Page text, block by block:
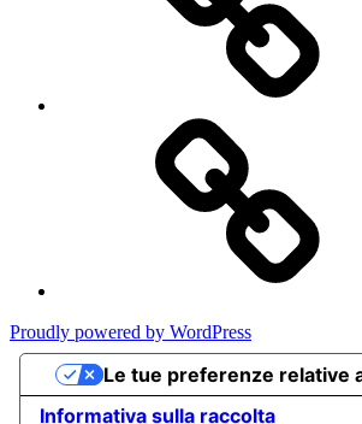
Proudly powered by WordPress
Informativa sulla raccolta
Le tue preferenze relative